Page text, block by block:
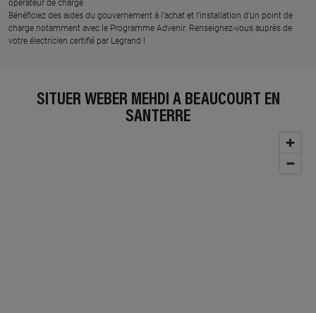
opérateur de charge
Bénéficiez des aides du gouvernement à l’achat et l’installation d’un point de
charge notamment avec le Programme Advenir. Renseignez-vous auprès de
votre électricien certifié par Legrand !
SITUER WEBER MEHDI À BEAUCOURT EN
SANTERRE